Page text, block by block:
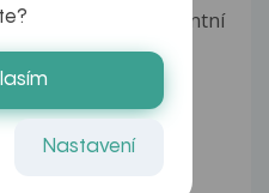
máme 15% procentní
být instalována
které
tři lidi...
Nastavení